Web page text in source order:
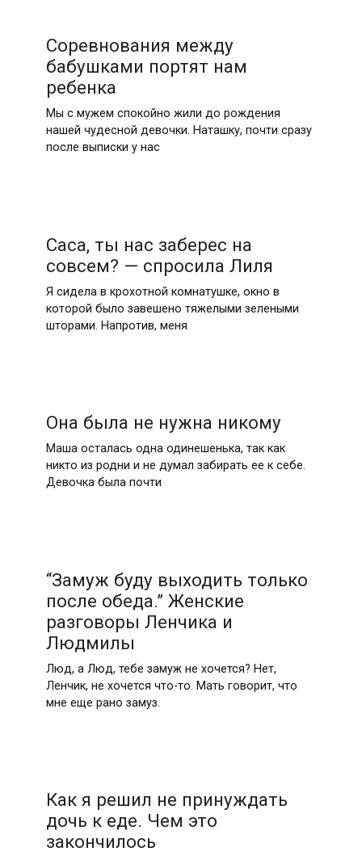
Соревнования между
бабушками портят нам
ребенка
Мы с мужем спокойно жили до рождения
нашей чудесной девочки. Наташку, почти сразу
после выписки у нас
Саса, ты нас заберес на
совсем? — спросила Лиля
Я сидела в крохотной комнатушке, окно в
которой было завешено тяжелыми зелеными
шторами. Напротив, меня
Она была не нужна никому
Маша осталась одна одинешенька, так как
никто из родни и не думал забирать ее к себе.
Девочка была почти
“Замуж буду выходить только
после обеда.” Женские
разговоры Ленчика и
Людмилы
Люд, а Люд, тебе замуж не хочется? Нет,
Ленчик, не хочется что-то. Мать говорит, что
мне еще рано замуз.
Как я решил не принуждать
дочь к еде. Чем это
закончилось